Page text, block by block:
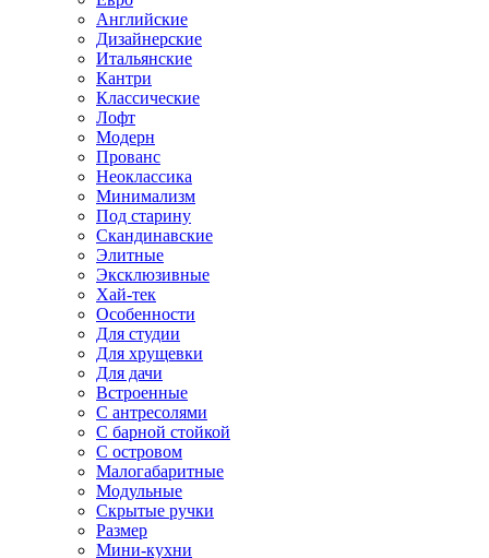
Английские
Дизайнерские
Итальянские
Кантри
Классические
Лофт
Модерн
Прованс
Неоклассика
Минимализм
Под старину
Скандинавские
Элитные
Эксклюзивные
Хай-тек
Особенности
Для студии
Для хрущевки
Для дачи
Встроенные
С антресолями
С барной стойкой
С островом
Малогабаритные
Модульные
Скрытые ручки
Размер
Мини-кухни